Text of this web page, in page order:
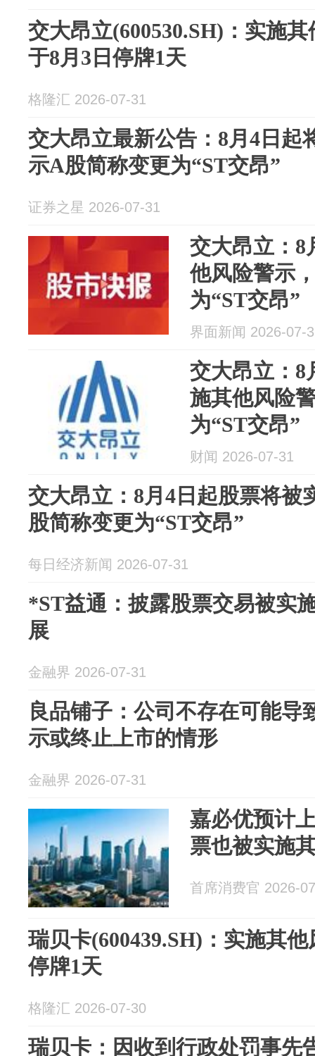
交大昂立(600530.SH)：实施
于8月3日停牌1天
格隆汇 2026-07-31
交大昂立最新公告：8月4日起
示A股简称变更为“ST交昂”
证券之星 2026-07-31
交大昂立：8
他风险警示
为“ST交昂”
界面新闻 2026-07-
交大昂立：8
施其他风险
为“ST交昂”
财闻 2026-07-31
交大昂立：8月4日起股票将被
股简称变更为“ST交昂”
每日经济新闻 2026-07-31
*ST益通：披露股票交易被实
展
金融界 2026-07-31
良品铺子：公司不存在可能导
示或终止上市的情形
金融界 2026-07-31
嘉必优预计
票也被实施
首席消费官 2026-
瑞贝卡(600439.SH)：实施其
停牌1天
格隆汇 2026-07-30
瑞贝卡：因收到行政处罚事先